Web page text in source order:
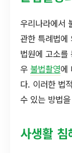
우리나라에서
관한 특례법에
법원에 고소를
우 불법촬영에
다. 이러한 법
수 있는 방법
사생활